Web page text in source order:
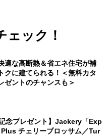
ェック！
適な高断熱＆省エネ住宅が補
クに建てられる！＜無料カタ
ゼントのチャンスも＞
記念プレゼント】Jackery「Exp
チェリーブロッサム／Tur